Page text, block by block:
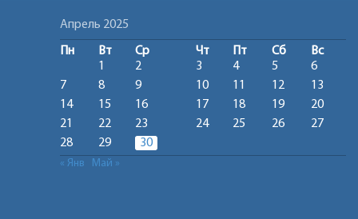
Апрель 2025
Пн Вт Ср Чт Пт Сб
Вс
1
2 3 4 5
6
7
8 9 10 11 12
13
14
15 16 17 18 19
20
21
22 23 24 25 26
27
28
29 30
« Янв Май »